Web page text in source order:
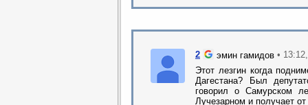
2 эмин гамидов •
Этот лезгин когда
Дагестана? Был
говорил о Самурском
Лучезарном и получает